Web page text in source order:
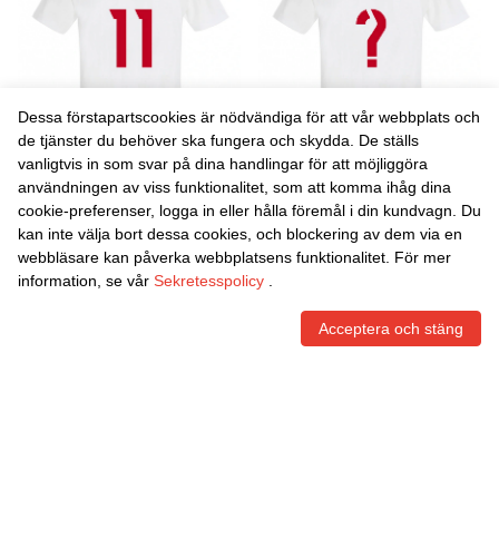
Danxen Män Mohamed
Ziane #11 Vitt Rött Gult
Bortatröja Matchtröjor
2025/26 Tröjor T-Tröja
465,86Skr
Danxen Män Yanis Lhaddad-
Debbah #0 Vitt Rött Gult
Bortatröja Matchtröjor
2025/26 Tröjor T-Tröja
465,86Skr
Dessa förstapartscookies är nödvändiga för att vår webbplats och
de tjänster du behöver ska fungera och skydda. De ställs
vanligtvis in som svar på dina handlingar för att möjliggöra
användningen av viss funktionalitet, som att komma ihåg dina
cookie-preferenser, logga in eller hålla föremål i din kundvagn. Du
kan inte välja bort dessa cookies, och blockering av dem via en
webbläsare kan påverka webbplatsens funktionalitet. För mer
information, se vår Sekretesspolicy
Acceptera och stäng